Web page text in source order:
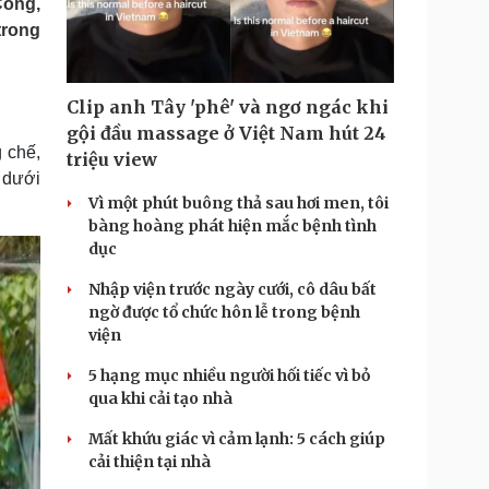
nghiệp 24h
nhân
Tin Công nghệ
Trải nghiệm
Chuyển đổi số
vấn
Tour
Podcast
Câu chuyện thời sự
Cửa sổ tình yêu
Kể chuyện cho bé
Hạt giống tâm hồn
chế,
dưới
Clip anh Tây 'phê' và ngơ ngác khi
gội đầu massage ở Việt Nam hút 24
triệu view
Vì một phút buông thả sau hơi men, tôi
bàng hoàng phát hiện mắc bệnh tình
dục
Nhập viện trước ngày cưới, cô dâu bất
ngờ được tổ chức hôn lễ trong bệnh
viện
5 hạng mục nhiều người hối tiếc vì bỏ
qua khi cải tạo nhà
Mất khứu giác vì cảm lạnh: 5 cách giúp
cải thiện tại nhà